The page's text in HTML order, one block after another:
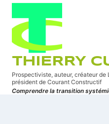
Aller
contenu
THIERRY
Prospectiviste, auteur, créateur
président de Courant Constructif
Comprendre la transition